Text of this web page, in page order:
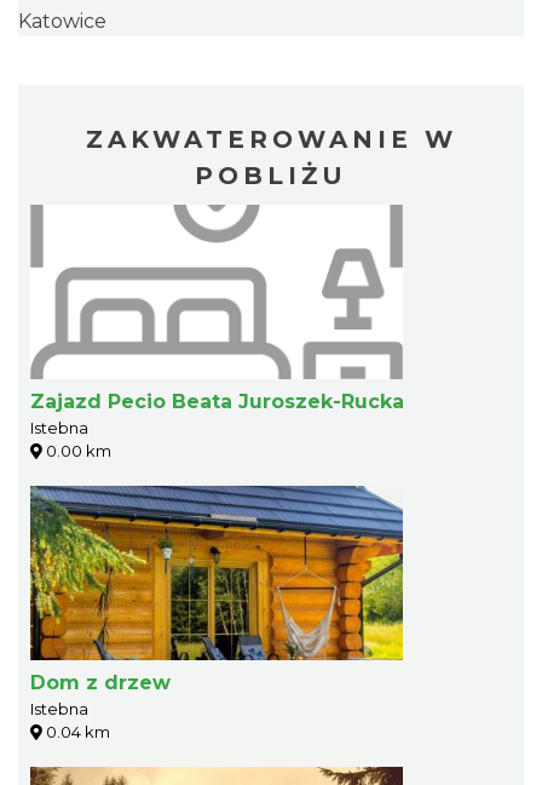
Katowice
ZAKWATEROWANIE W
POBLIŻU
Zajazd Pecio Beata Juroszek-Rucka
Istebna
0.00 km
Dom z drzew
Istebna
0.04 km